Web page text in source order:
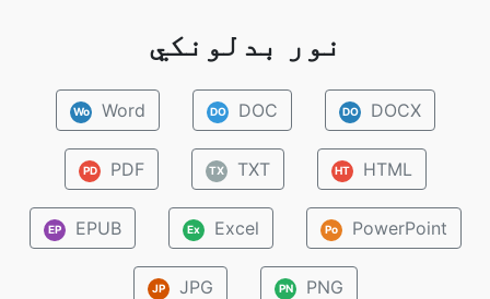
نور بدلونکي
Wo Word DO DOC DO DOCX
PD PDF TX TXT HT HTML
EP EPUB Ex Excel Po PowerPoint
JP JPG PN PNG